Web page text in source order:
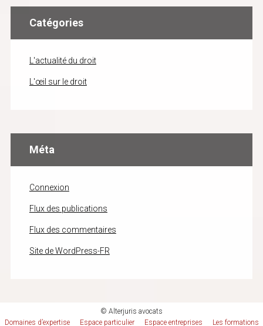
Catégories
L'actualité du droit
L'œil sur le droit
Méta
Connexion
Flux des publications
Flux des commentaires
Site de WordPress-FR
© Alterjuris avocats
Domaines d’expertise
Espace particulier Espace entreprises Les formations